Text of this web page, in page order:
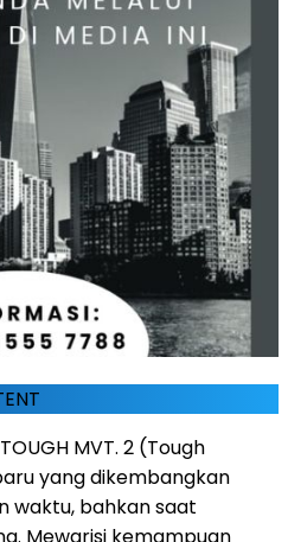
MVT. 2 (Tough
yang dikembangkan
waktu, bahkan saat
Mewarisi kemampuan